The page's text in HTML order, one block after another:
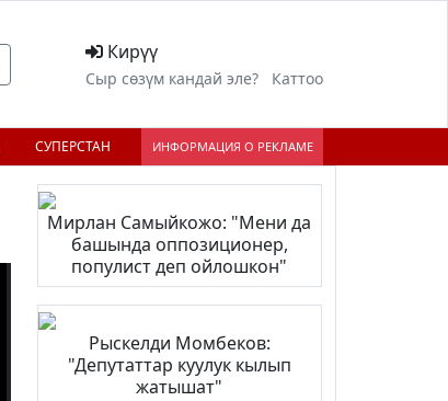
Кирүү
Сыр сөзүм кандай эле? Каттоо
СУПЕРСТАН ИНФОРМАЦИЯ О РЕКЛАМЕ
Мирлан Самыйкожо: "Мени да
башында оппозиционер,
популист деп ойлошкон"
Рыскелди Момбеков:
"Депутаттар куулук кылып
жатышат"